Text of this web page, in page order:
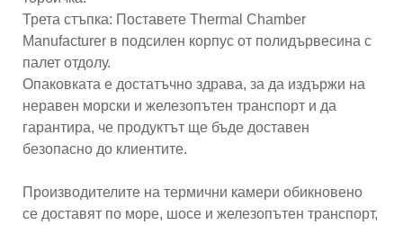
Трета стъпка: Поставете Thermal Chamber
Manufacturer в подсилен корпус от полидървесина с
палет отдолу.
Опаковката е достатъчно здрава, за да издържи на
неравен морски и железопътен транспорт и да
гарантира, че продуктът ще бъде доставен
безопасно до клиентите.
Производителите на термични камери обикновено
се доставят по море, шосе и железопътен транспорт,